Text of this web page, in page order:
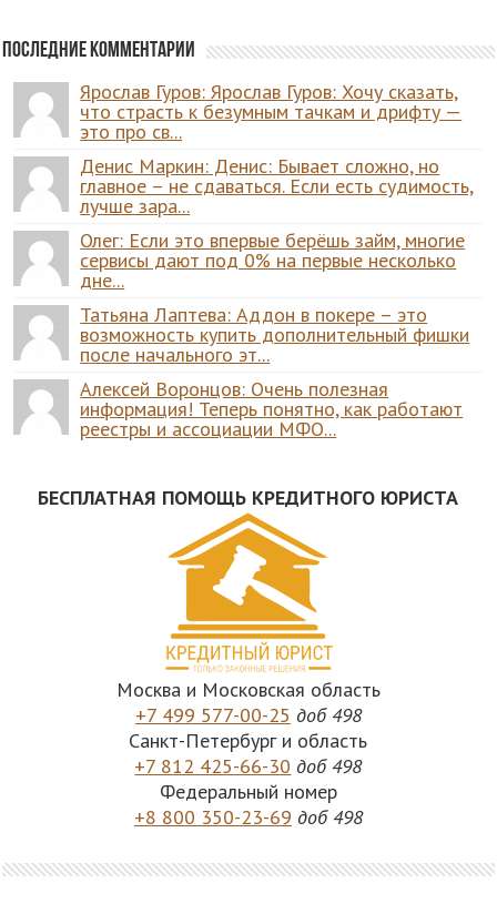
Последние комментарии
Ярослав Гуров: Ярослав Гуров: Хочу сказать,
что страсть к безумным тачкам и дрифту —
это про св...
Денис Маркин: Денис: Бывает сложно, но
главное – не сдаваться. Если есть судимость,
лучше зара...
Олег: Если это впервые берёшь займ, многие
сервисы дают под 0% на первые несколько
дне...
Татьяна Лаптева: Аддон в покере – это
возможность купить дополнительный фишки
после начального эт...
Алексей Воронцов: Очень полезная
информация! Теперь понятно, как работают
реестры и ассоциации МФО...
БЕСПЛАТНАЯ ПОМОЩЬ КРЕДИТНОГО ЮРИСТА
Москва и Московская область
+7 499 577-00-25 доб 498
Санкт-Петербург и область
+7 812 425-66-30 доб 498
Федеральный номер
+8 800 350-23-69 доб 498